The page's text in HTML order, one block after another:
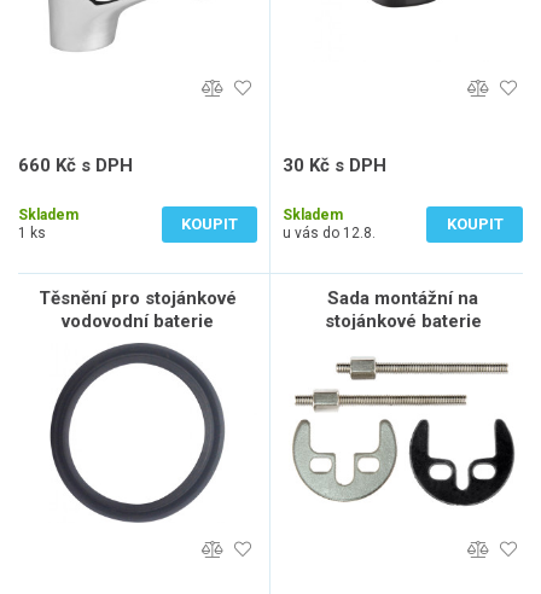
660 Kč s DPH
Skladem
1 ks
KOUPIT
30 Kč s DPH
Skladem
u vás do 12.8.
KOUPIT
Těsnění pro stojánkové
vodovodní baterie
Sada montážní na
stojánkové baterie